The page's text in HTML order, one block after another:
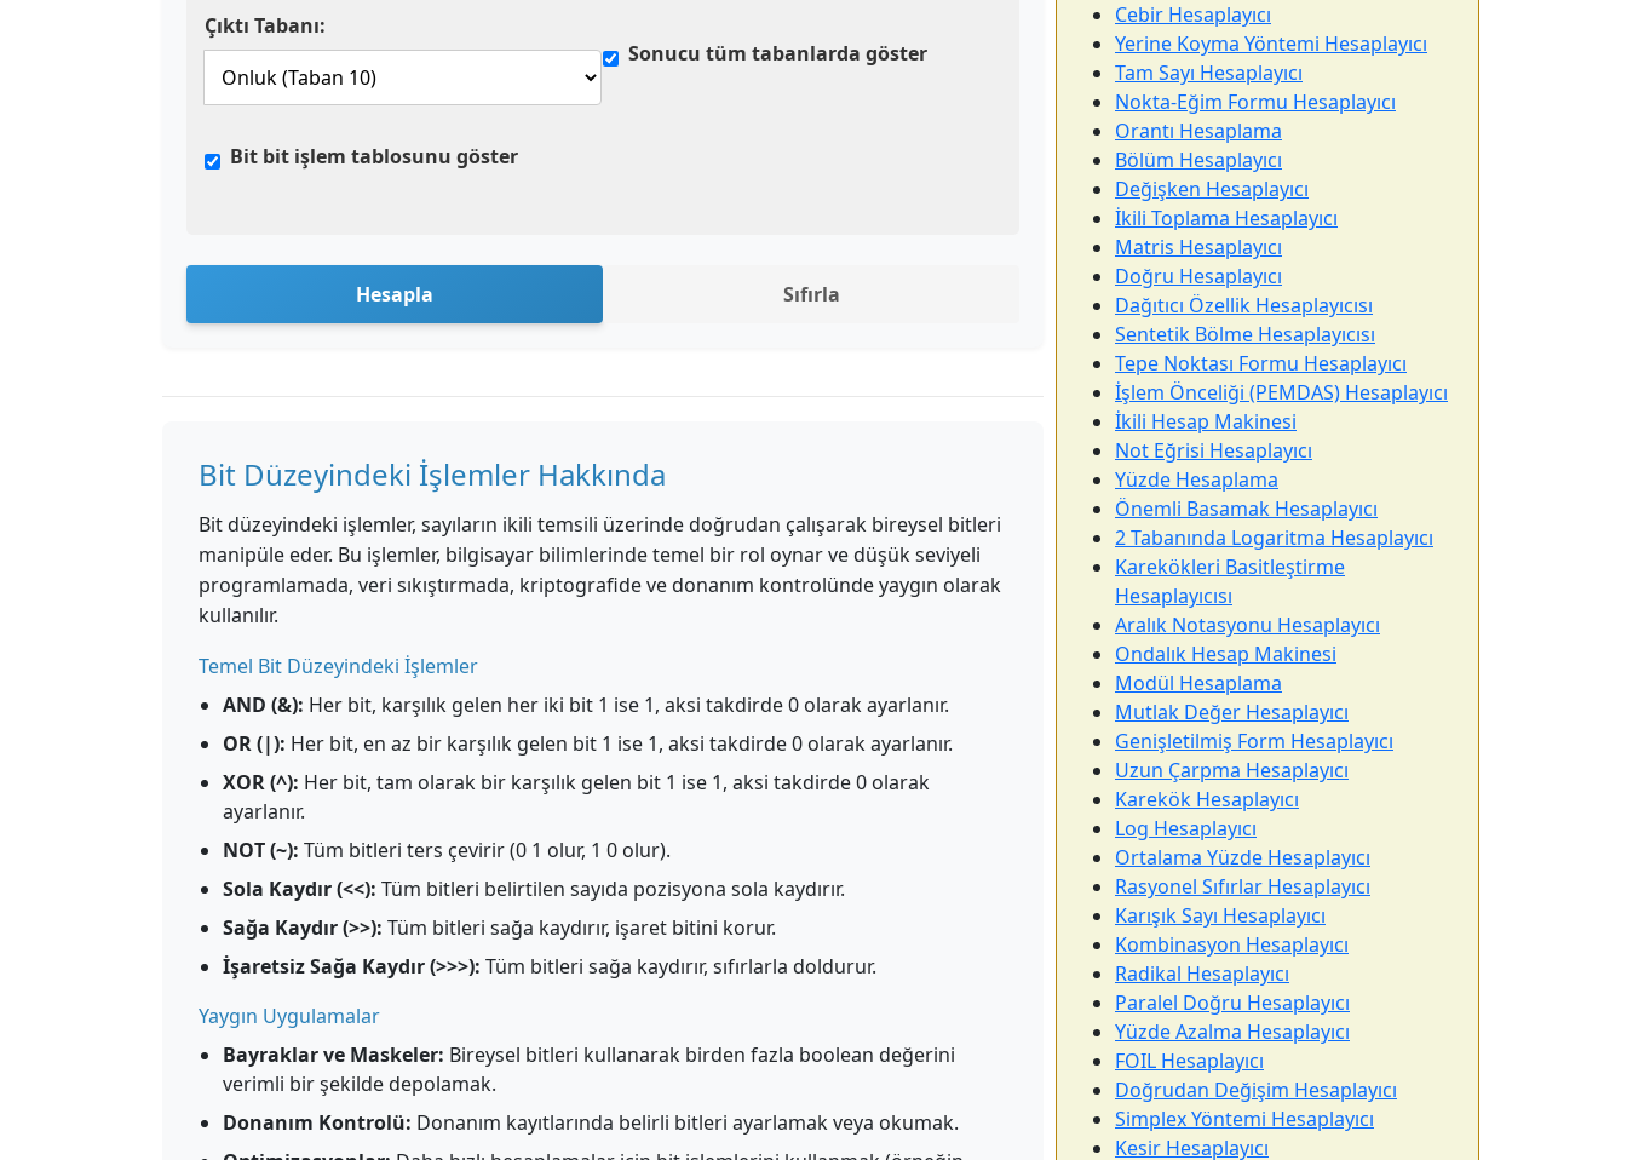
Çıktı Tabanı:
Sonucu tüm tabanlarda göster
Bit bit işlem tablosunu göster
Hesapla Sıfırla
Bit Düzeyindeki İşlemler Hakkında
Bit düzeyindeki işlemler, sayıların ikili temsili üzerinde doğrudan çalışarak bireysel bitleri
manipüle eder. Bu işlemler, bilgisayar bilimlerinde temel bir rol oynar ve düşük seviyeli
programlamada, veri sıkıştırmada, kriptografide ve donanım kontrolünde yaygın olarak
kullanılır.
Temel Bit Düzeyindeki İşlemler
AND (&): Her bit, karşılık gelen her iki bit 1 ise 1, aksi takdirde 0 olarak ayarlanır.
OR (|): Her bit, en az bir karşılık gelen bit 1 ise 1, aksi takdirde 0 olarak ayarlanır.
XOR (^): Her bit, tam olarak bir karşılık gelen bit 1 ise 1, aksi takdirde 0 olarak
ayarlanır.
NOT (~): Tüm bitleri ters çevirir (0 1 olur, 1 0 olur).
Sola Kaydır (<<): Tüm bitleri belirtilen sayıda pozisyona sola kaydırır.
Sağa Kaydır (>>): Tüm bitleri sağa kaydırır, işaret bitini korur.
İşaretsiz Sağa Kaydır (>>>): Tüm bitleri sağa kaydırır, sıfırlarla doldurur.
Yaygın Uygulamalar
Bayraklar ve Maskeler: Bireysel bitleri kullanarak birden fazla boolean değerini
verimli bir şekilde depolamak.
Donanım Kontrolü: Donanım kayıtlarında belirli bitleri ayarlamak veya okumak.
Cebir Hesaplayıcı
Yerine Koyma Yöntemi Hesaplayıcı
Tam Sayı Hesaplayıcı
Nokta-Eğim Formu Hesaplayıcı
Orantı Hesaplama
Bölüm Hesaplayıcı
Değişken Hesaplayıcı
İkili Toplama Hesaplayıcı
Matris Hesaplayıcı
Doğru Hesaplayıcı
Dağıtıcı Özellik Hesaplayıcısı
Sentetik Bölme Hesaplayıcısı
Tepe Noktası Formu Hesaplayıcı
İşlem Önceliği (PEMDAS) Hesaplayıcı
İkili Hesap Makinesi
Not Eğrisi Hesaplayıcı
Yüzde Hesaplama
Önemli Basamak Hesaplayıcı
2 Tabanında Logaritma Hesaplayıcı
Karekökleri Basitleştirme
Hesaplayıcısı
Aralık Notasyonu Hesaplayıcı
Ondalık Hesap Makinesi
Modül Hesaplama
Mutlak Değer Hesaplayıcı
Genişletilmiş Form Hesaplayıcı
Uzun Çarpma Hesaplayıcı
Karekök Hesaplayıcı
Log Hesaplayıcı
Ortalama Yüzde Hesaplayıcı
Rasyonel Sıfırlar Hesaplayıcı
Karışık Sayı Hesaplayıcı
Kombinasyon Hesaplayıcı
Radikal Hesaplayıcı
Paralel Doğru Hesaplayıcı
Yüzde Azalma Hesaplayıcı
FOIL Hesaplayıcı
Doğrudan Değişim Hesaplayıcı
Simplex Yöntemi Hesaplayıcı
Kesir Hesaplayıcı